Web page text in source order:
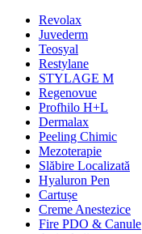
Revolax
Juvederm
Teosyal
Restylane
STYLAGE M
Regenovue
Profhilo H+L
Dermalax
Peeling Chimic
Mezoterapie
Slăbire Localizată
Hyaluron Pen
Cartușe
Creme Anestezice
Fire PDO & Canule